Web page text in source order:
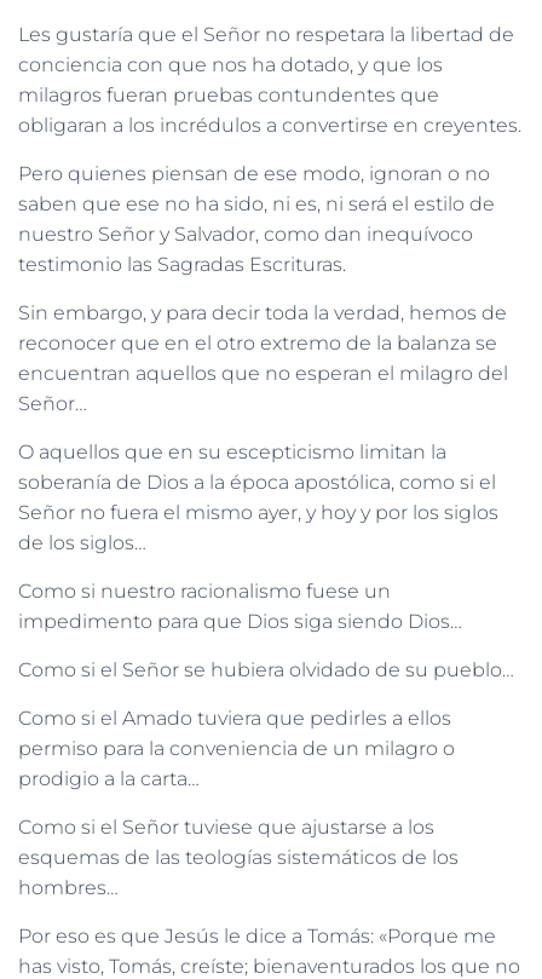
Les gustaría que el Señor no respetara la libertad de
conciencia con que nos ha dotado, y que los
milagros fueran pruebas contundentes que
obligaran a los incrédulos a convertirse en creyentes.
Pero quienes piensan de ese modo, ignoran o no
saben que ese no ha sido, ni es, ni será el estilo de
nuestro Señor y Salvador, como dan inequívoco
testimonio las Sagradas Escrituras.
Sin embargo, y para decir toda la verdad, hemos de
reconocer que en el otro extremo de la balanza se
encuentran aquellos que no esperan el milagro del
Señor…
O aquellos que en su escepticismo limitan la
soberanía de Dios a la época apostólica, como si el
Señor no fuera el mismo ayer, y hoy y por los siglos
de los siglos…
Como si nuestro racionalismo fuese un
impedimento para que Dios siga siendo Dios…
Como si el Señor se hubiera olvidado de su pueblo…
Como si el Amado tuviera que pedirles a ellos
permiso para la conveniencia de un milagro o
prodigio a la carta…
Como si el Señor tuviese que ajustarse a los
esquemas de las teologías sistemáticos de los
hombres…
Por eso es que Jesús le dice a Tomás: «Porque me
has visto, Tomás, creíste; bienaventurados los que no